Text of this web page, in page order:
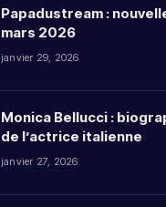
Papadustream :
mars 2026
janvier 29, 2026
Monica Bellucci :
de l’actrice italienne
janvier 27, 2026